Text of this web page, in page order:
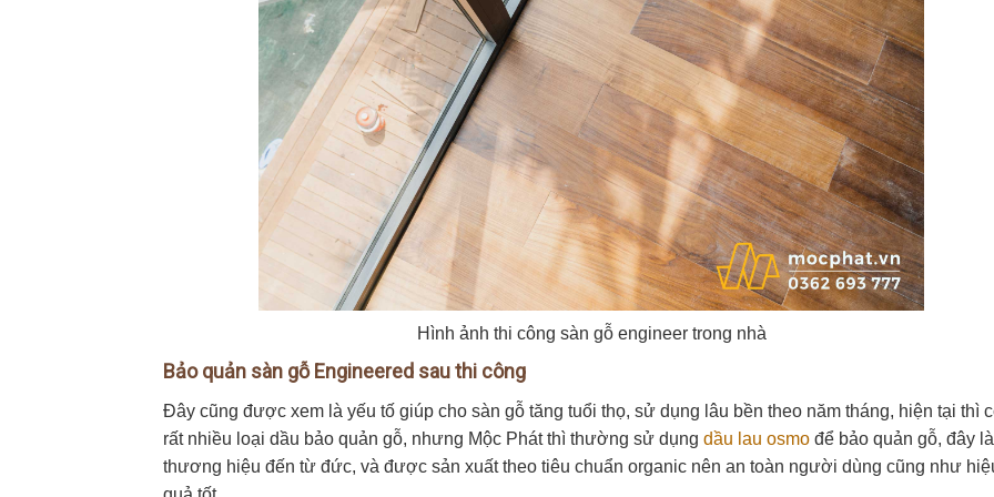
Hình ảnh thi công sàn gỗ engineer trong nhà
Bảo quản sàn gỗ Engineered sau thi công
Đây cũng được xem là yếu tố giúp cho sàn gỗ tăng tuổi thọ, sử dụng lâu bền theo năm tháng, hiện tại thì
rất nhiều loại dầu bảo quản gỗ, nhưng Mộc Phát thì thường sử dụng dầu lau osmo để bảo quản gỗ, đây là
thương hiệu đến từ đức, và được sản xuất theo tiêu chuẩn organic nên an toàn người dùng cũng như